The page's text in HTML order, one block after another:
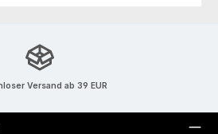
Versand ab 39 EUR